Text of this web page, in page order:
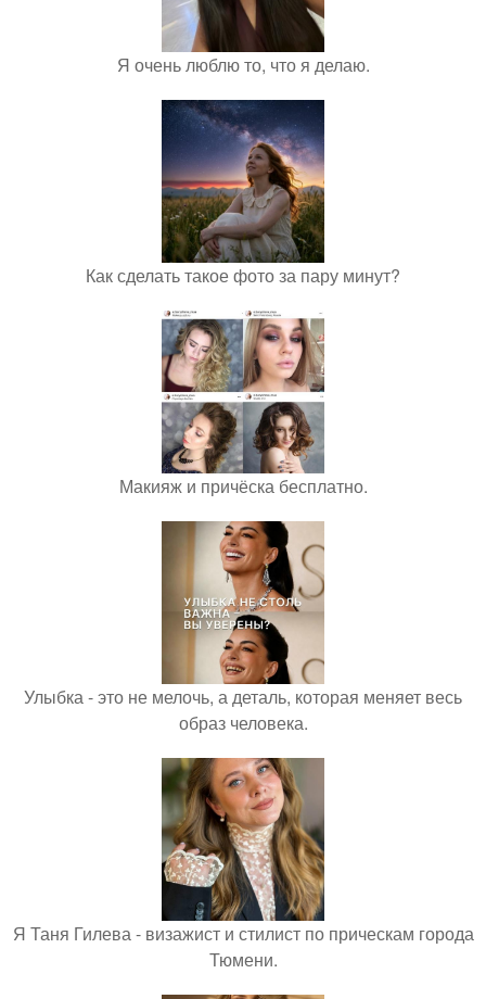
Я очень люблю то, что я делаю.
Как сделать такое фото за пару минут?
Макияж и причёска бесплатно.
Улыбка - это не мелочь, а деталь, которая меняет весь
образ человека.
Я Таня Гилева - визажист и стилист по прическам города
Тюмени.